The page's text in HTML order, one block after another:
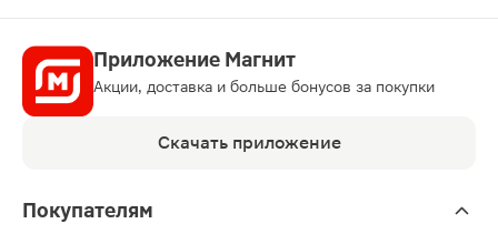
Приложение Магнит
Акции, доставка и больше бонусов за покупки
Скачать приложение
Покупателям